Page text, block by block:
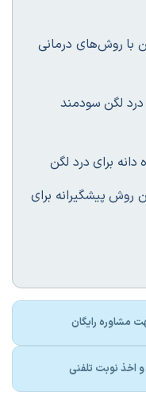
با روش‌های درمانی
لگن سودمند
برای درد لگن
روش پیشگیرانه برای
مشاوره رایگان
اخذ نوبت تلفنی